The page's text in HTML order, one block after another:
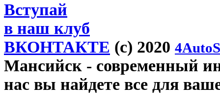
Вступай
в наш клуб
ВКОНТАКТЕ (c) 2020
Мансийск - современный
нас вы найдете все для